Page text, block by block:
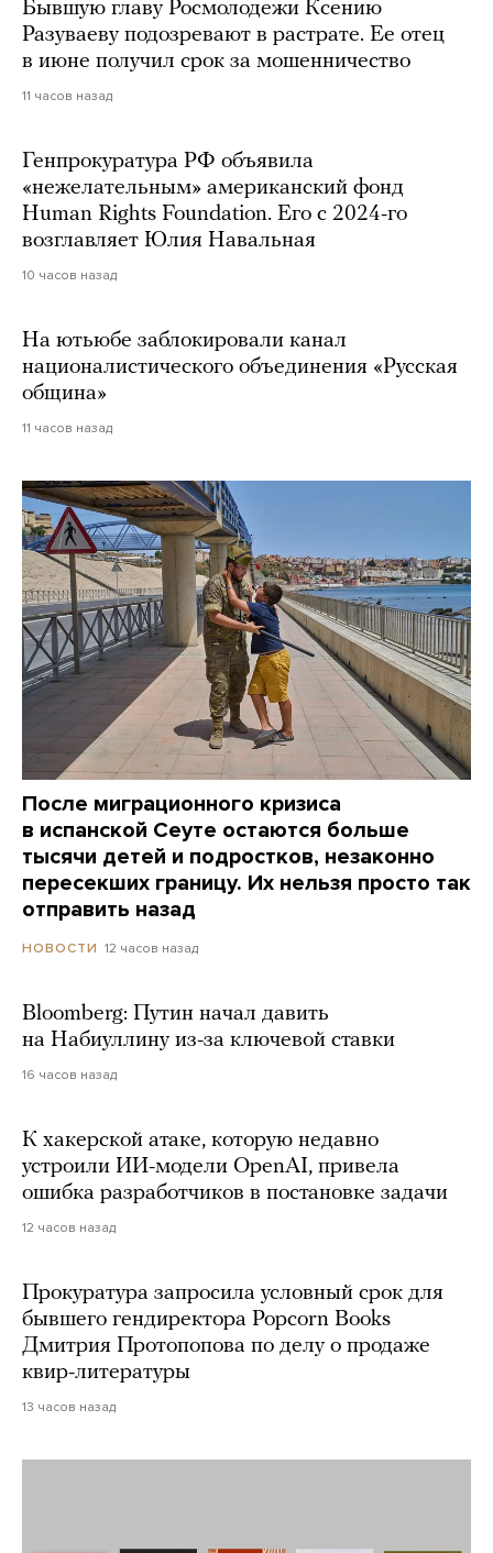
Бывшую главу Росмолодежи Ксению
Разуваеву подозревают в растрате. Ее отец
в июне получил срок за мошенничество
11 часов назад
Генпрокуратура РФ объявила
«нежелательным» американский фонд
Human Rights Foundation. Его с 2024-го
возглавляет Юлия Навальная
10 часов назад
На ютьюбе заблокировали канал
националистического объединения «Русская
община»
11 часов назад
После миграционного кризиса
в испанской Сеуте остаются больше
тысячи детей и подростков, незаконно
пересекших границу. Их нельзя просто так
отправить назад
НОВОСТИ 12 часов назад
Bloomberg: Путин начал давить
на Набиуллину из-за ключевой ставки
16 часов назад
К хакерской атаке, которую недавно
устроили ИИ-модели OpenAI, привела
ошибка разработчиков в постановке задачи
12 часов назад
Прокуратура запросила условный срок для
бывшего гендиректора Popcorn Books
Дмитрия Протопопова по делу о продаже
квир-литературы
13 часов назад